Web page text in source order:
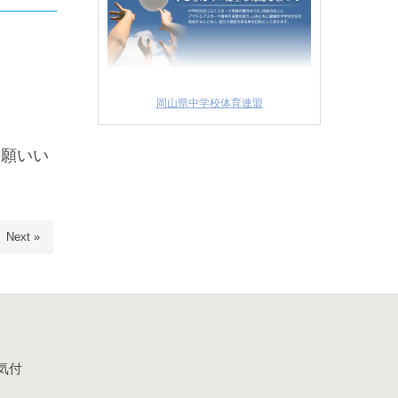
いい
Next »
岡山県中学校体育連盟
付